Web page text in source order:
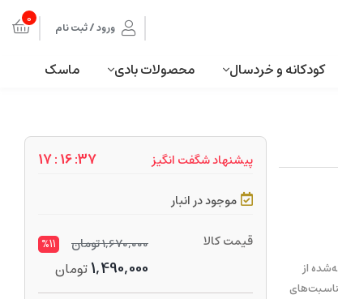
ورود / ثبت نام 0
کودکانه و خردسال محصولات بادی ماسک
از
پیشنهاد شگفت انگیز 37: 16 : 17
موجود در انبار
قیمت کالا 1,670,000تومان %11
1,490,000تومان